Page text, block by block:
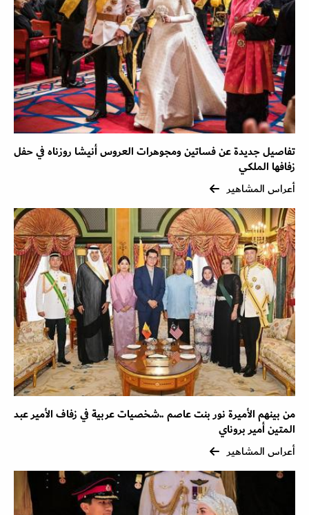
تفاصيل جديدة عن فساتين ومجوهرات العروس أنيشا روزناه في حفل
زفافها الملكي
أعراس المشاهير
من بينهم الأميرة نور بنت عاصم ..شخصيات عربية في زفاف الأمير عبد
المتين أمير بروناي
أعراس المشاهير